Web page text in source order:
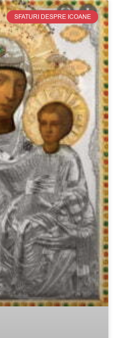
SFATURI DESPRE ICOANE